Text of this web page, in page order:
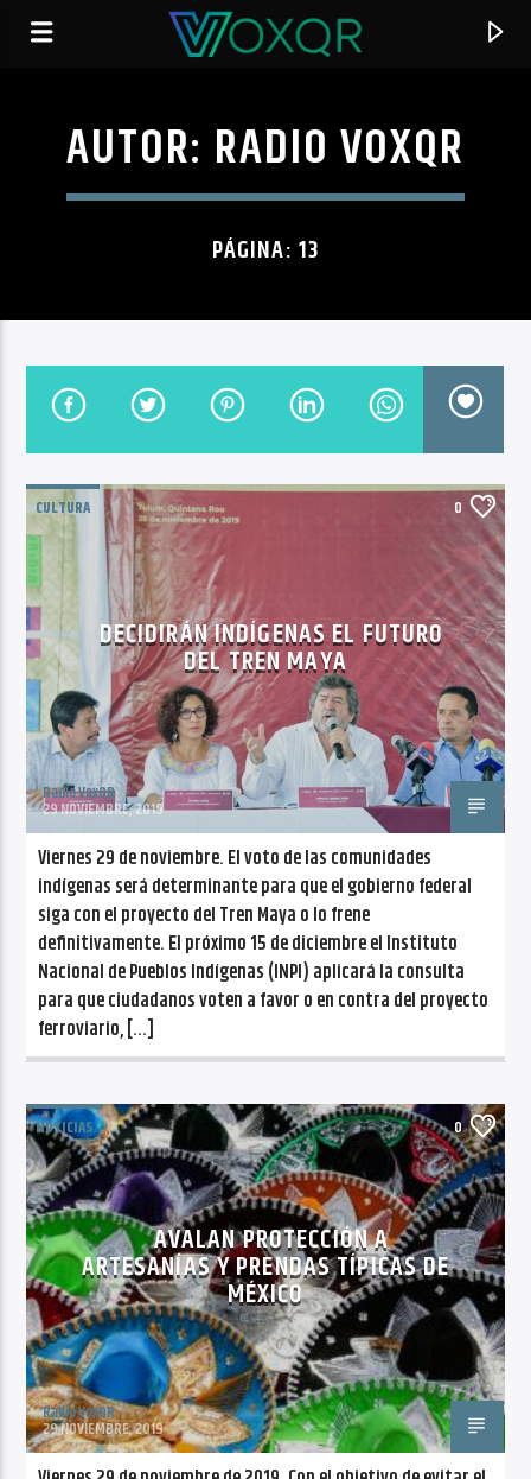
RADIO VOXQR
VOXQR
CANCIÓN ACTUAL
NO TITLES AVAILABLE
Radio VoxQR
AUTOR: RADIO VOXQR
PÁGINA: 13
CULTURA 0
DECIDIRÁN INDÍGENAS EL FUTURO
DEL TREN MAYA
Radio VoxQR
29 NOVIEMBRE, 2019
Viernes 29 de noviembre. El voto de las comunidades
indígenas será determinante para que el gobierno federal
siga con el proyecto del Tren Maya o lo frene
definitivamente. El próximo 15 de diciembre el Instituto
Nacional de Pueblos Indígenas (INPI) aplicará la consulta
para que ciudadanos voten a favor o en contra del proyecto
ferroviario, […]
NOTICIAS 0
AVALAN PROTECCIÓN A
ARTESANÍAS Y PRENDAS TÍPICAS DE
MÉXICO
Radio VoxQR
29 NOVIEMBRE, 2019